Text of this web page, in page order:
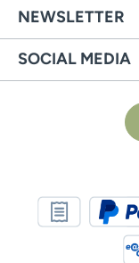
NEWSLETTER
SOCIAL MEDIA